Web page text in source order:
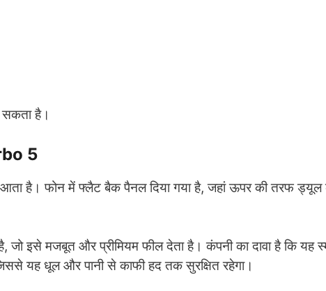
है।
5
है। फोन में फ्लैट बैक पैनल दिया गया है, जहां ऊपर की तरफ ड्यूल
इसे मजबूत और प्रीमियम फील देता है। कंपनी का दावा है कि यह
यह धूल और पानी से काफी हद तक सुरक्षित रहेगा।